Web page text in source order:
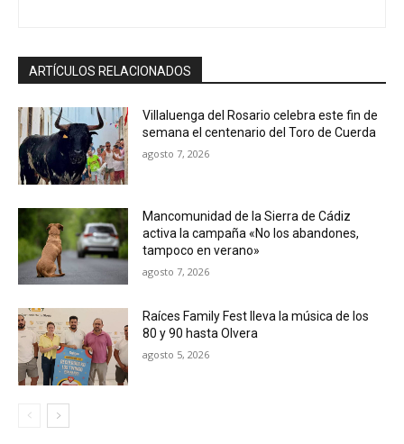
ARTÍCULOS RELACIONADOS
Villaluenga del Rosario celebra este fin de
semana el centenario del Toro de Cuerda
agosto 7, 2026
Mancomunidad de la Sierra de Cádiz
activa la campaña «No los abandones,
tampoco en verano»
agosto 7, 2026
Raíces Family Fest lleva la música de los
80 y 90 hasta Olvera
agosto 5, 2026